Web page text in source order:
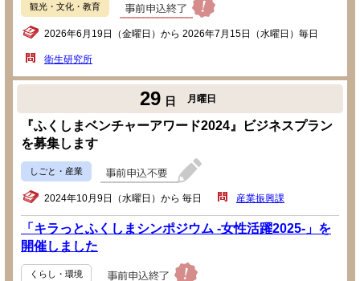
観光・文化・教育
2026年6月19日（金曜日）から 2026年7月15日（水曜日）毎日
衛生研究所
29 日 月曜日
『ふくしまベンチャーアワード2024』ビジネスプラン
を募集します
しごと・産業
2024年10月9日（水曜日）から 毎日 産業振興課
「キラっとふくしまシンポジウム -女性活躍2025-」を
開催しました
くらし・環境